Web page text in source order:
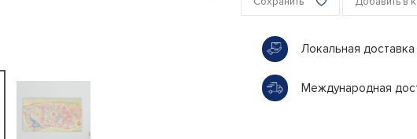
Локальная доставка
Международная